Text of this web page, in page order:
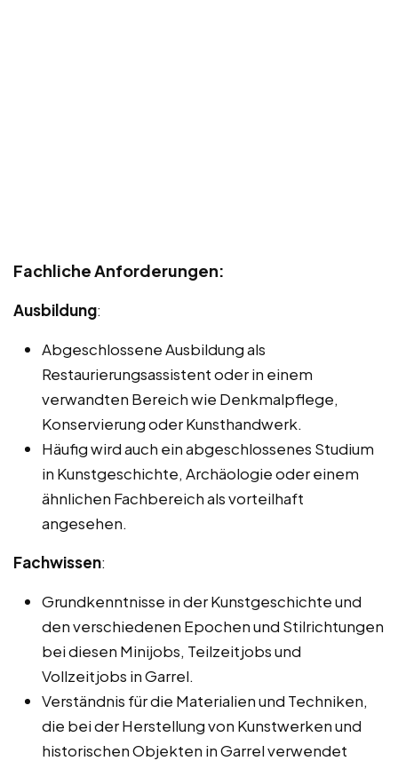
Fachliche Anforderungen:
Ausbildung:
Abgeschlossene Ausbildung als
Restaurierungsassistent oder in einem
verwandten Bereich wie Denkmalpflege,
Konservierung oder Kunsthandwerk.
Häufig wird auch ein abgeschlossenes Studium
in Kunstgeschichte, Archäologie oder einem
ähnlichen Fachbereich als vorteilhaft
angesehen.
Fachwissen:
Grundkenntnisse in der Kunstgeschichte und
den verschiedenen Epochen und Stilrichtungen
bei diesen Minijobs, Teilzeitjobs und
Vollzeitjobs in Garrel.
Verständnis für die Materialien und Techniken,
die bei der Herstellung von Kunstwerken und
historischen Objekten in Garrel verwendet